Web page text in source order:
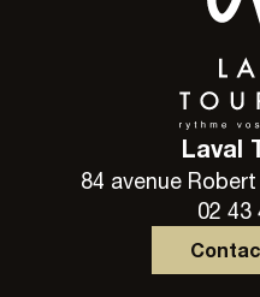
Laval
84 avenue Robert
02 43